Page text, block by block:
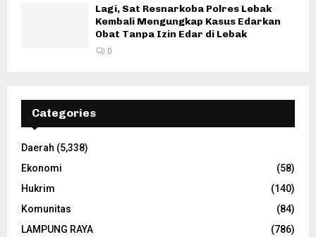
Lagi, Sat Resnarkoba Polres Lebak
Kembali Mengungkap Kasus Edarkan
Obat Tanpa Izin Edar di Lebak
0
Categories
Daerah (5,338)
Ekonomi
(58)
Hukrim
(140)
Komunitas
(84)
LAMPUNG RAYA
(786)